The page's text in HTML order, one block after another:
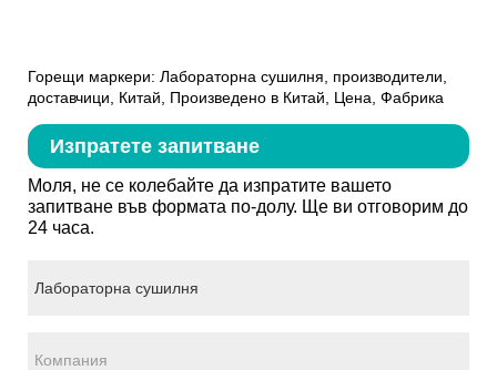
Горещи маркери: Лабораторна сушилня, производители,
доставчици, Китай, Произведено в Китай, Цена, Фабрика
Изпратете запитване
Моля, не се колебайте да изпратите вашето
запитване във формата по-долу. Ще ви отговорим до
24 часа.